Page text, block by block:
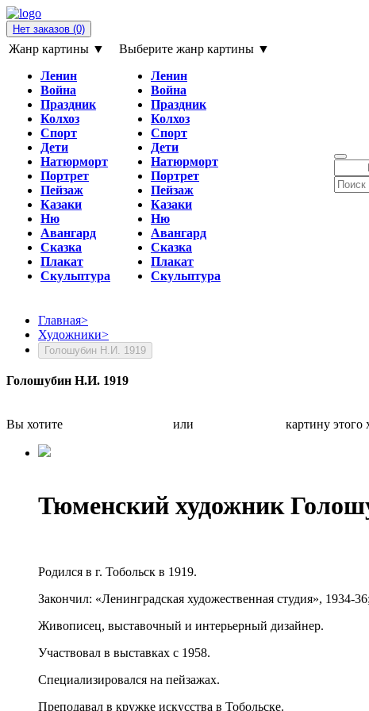
Нет заказов (0)
Жанр картины ▼
Ленин
Война
Праздник
Колхоз
Спорт
Дети
Натюрморт
Портрет
Пейзаж
Казаки
Ню
Авангард
Сказка
Плакат
Скульптура
Выберите жанр картины ▼
Ленин
Война
Праздник
Колхоз
Спорт
Дети
Натюрморт
Портрет
Пейзаж
Казаки
Ню
Авангард
Сказка
Плакат
Скульптура
Главная>
Художники>
Голошубин Н.И. 1919
Голошубин Н.И. 1919
Вы хотите или картину этого
Тюменский художник
Родился в г. Тобольск в 1919.
Закончил: «Ленинградская художественная студия», 1934-
Живописец, выставочный и интерьерный дизайнер.
Участвовал в выставках с 1958.
Специализировался на пейзажах.
Преподавал в кружке искусства в Тобольске.